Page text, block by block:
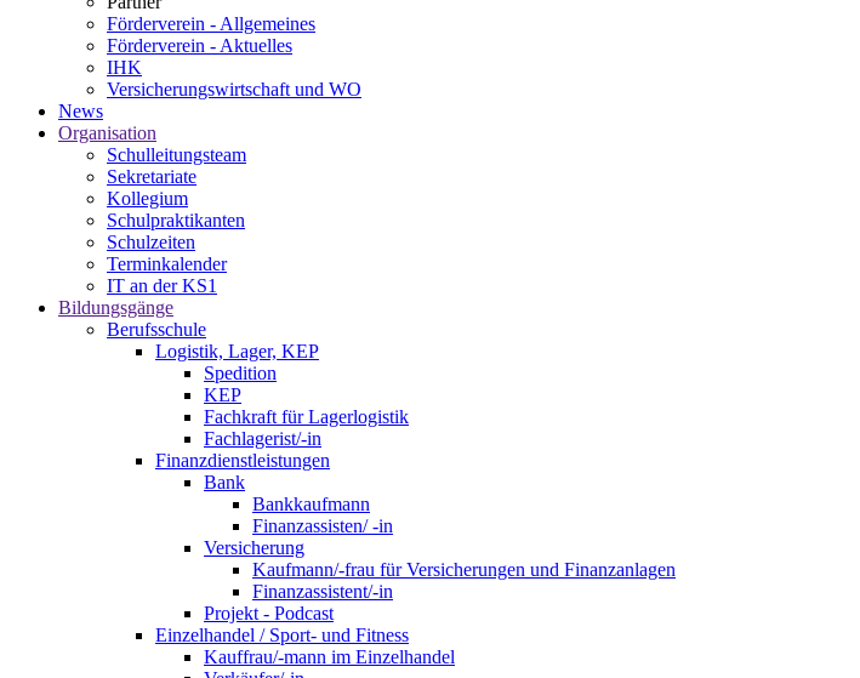
Förderverein - Allgemeines
Förderverein - Aktuelles
IHK
Versicherungswirtschaft und WO
News
Organisation
Schulleitungsteam
Sekretariate
Kollegium
Schulpraktikanten
Schulzeiten
Terminkalender
IT an der KS1
Bildungsgänge
Berufsschule
Logistik, Lager, KEP
Spedition
KEP
Fachkraft für Lagerlogistik
Fachlagerist/-in
Finanzdienstleistungen
Bank
Bankkaufmann
Finanzassisten/ -in
Versicherung
Kaufmann/-frau für Versicherungen und Finanzanlagen
Finanzassistent/-in
Projekt - Podcast
Einzelhandel / Sport- und Fitness
Kauffrau/-mann im Einzelhandel